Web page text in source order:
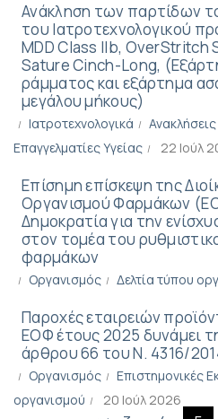
Ανάκληση των παρτίδων
του Ιατροτεχνολογικού
MDD Class IIb, OverStritch
Sature Cinch-Long,
ράμματος και εξάρτημα
μεγάλου μήκους)
Ιατροτεχνολογικά
Επαγγελματίες Υγείας
22 Ιούλ
Επίσημη επίσκεψη της
Οργανισμού Φαρμάκων
Δημοκρατία για την
στον τομέα του
φαρμάκων
Οργανισμός Δελτία τύπου
Παροχές εταιρειών
ΕΟΦ έτους 2025 δυνάμει
άρθρου 66 του Ν. 4316/
Οργανισμός Επιστημονικές
οργανισμού
20 Ιούλ 2026